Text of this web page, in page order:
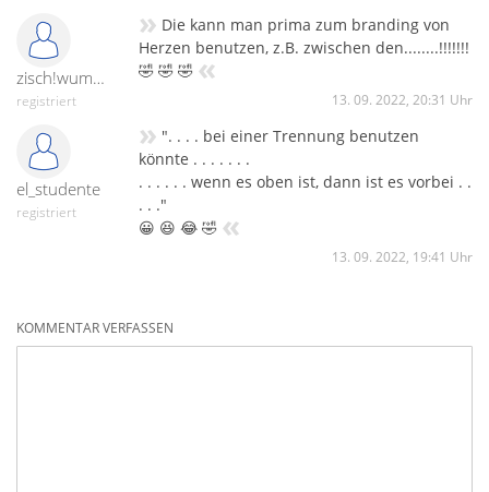
zisch!wumm!peng!
registriert
» Die kann man prima zum branding von
Herzen benutzen, z.B. zwischen den........!!!!!!!
🤣 🤣 🤣 «
13. 09. 2022, 20:31 Uhr
el_studente
registriert
» ". . . . bei einer Trennung benutzen
könnte . . . . . . .
. . . . . . wenn es oben ist, dann ist es vorbei . .
. . ."
😀 😆 😂 🤣 «
13. 09. 2022, 19:41 Uhr
KOMMENTAR VERFASSEN